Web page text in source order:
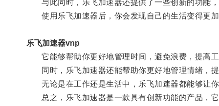
与此同时，乐飞加速器还提供了一些创新的功能，
使用乐飞加速器后，你会发现自己的生活变得更
乐飞加速器vnp
它能够帮助你更好地管理时间，避免浪费，提高
同时，乐飞加速器还能帮助你更好地管理情绪，
无论是在工作还是生活中，乐飞加速器都能够让你
总之，乐飞加速器是一款具有创新功能的产品，它